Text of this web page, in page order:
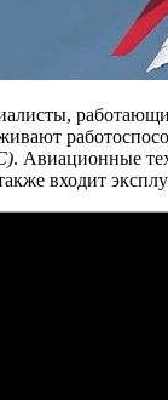
. Авиационные
входит